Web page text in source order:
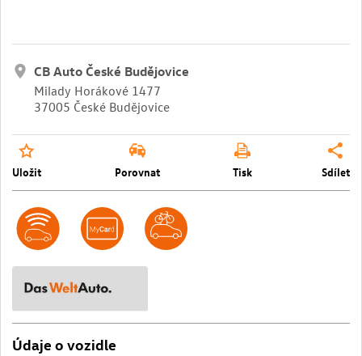
CB Auto České Budějovice
Milady Horákové 1477
37005 České Budějovice
Uložit Porovnat Tisk Sdílet
Údaje o vozidle